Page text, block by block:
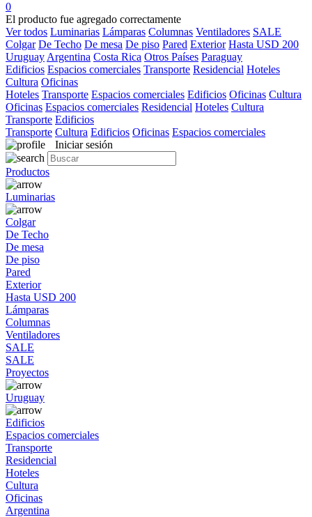
0
El producto fue agregado correctamente
Ver todos Luminarias Lámparas Columnas Ventiladores SALE
Colgar De Techo De mesa De piso Pared Exterior Hasta USD 200
Uruguay Argentina Costa Rica Otros Países Paraguay
Edificios Espacios comerciales Transporte Residencial Hoteles
Cultura Oficinas
Hoteles Transporte Espacios comerciales Edificios Oficinas Cultura
Oficinas Espacios comerciales Residencial Hoteles Cultura
Transporte Edificios
Transporte Cultura Edificios Oficinas Espacios comerciales
Iniciar sesión
Productos
Luminarias
Colgar
De Techo
De mesa
De piso
Pared
Exterior
Hasta USD 200
Lámparas
Columnas
Ventiladores
SALE
SALE
Proyectos
Uruguay
Edificios
Espacios comerciales
Transporte
Residencial
Hoteles
Cultura
Oficinas
Argentina